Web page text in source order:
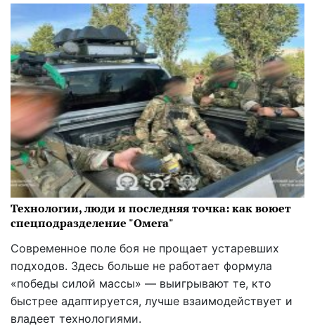
Технологии, люди и последняя точка: как воюет
спецподразделение "Омега"
Современное поле боя не прощает устаревших
подходов. Здесь больше не работает формула
«победы силой массы» — выигрывают те, кто
быстрее адаптируется, лучше взаимодействует и
владеет технологиями.